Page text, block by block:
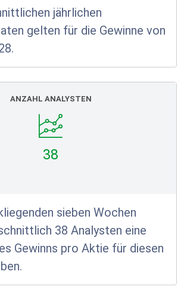
jährlichen
gelten für die Gewinne von
ANZAHL ANALYSTEN
38
sieben Wochen
38 Analysten eine
Gewinns pro Aktie für diesen